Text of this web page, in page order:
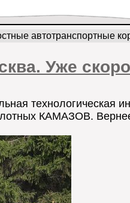
автотранспортные
Уже
КАМАЗОВ.